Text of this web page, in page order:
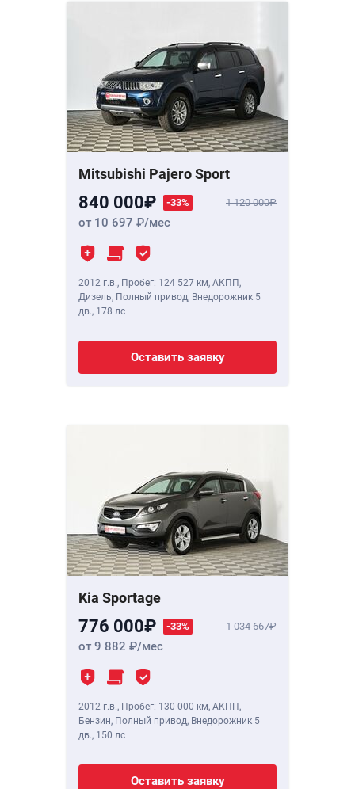
Mitsubishi Pajero Sport
840 000 -33% 1 120 000
от 10 697 /мес
2012 г.в., Пробег: 124 527 км, АКПП,
Дизель, Полный привод, Внедорожник 5
дв., 178 лс
Оставить заявку
Kia Sportage
776 000 -33% 1 034 667
от 9 882 /мес
2012 г.в., Пробег: 130 000 км, АКПП,
Бензин, Полный привод, Внедорожник 5
дв., 150 лс
Оставить заявку